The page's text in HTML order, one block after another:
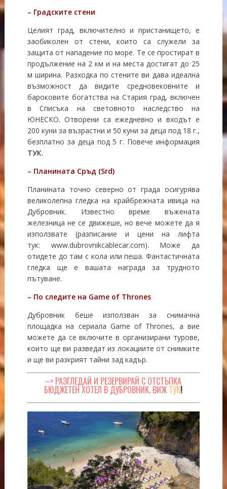
– Градските стени
Целият град, включително и пристанището, е
заобиколен от стени, които са служели за
защита от нападение по море. Те се простират в
продължение на 2 км и на места достигат до 25
м ширина. Разходка по стените ви дава идеална
възможност да видите средновековните и
бароковите богатства на Стария град, включен
в Списъка на световното наследство на
ЮНЕСКО. Отворени са ежедневно и входът е
200 куни за възрастни и 50 куни за деца под 18 г.,
безплатно за деца под 5 г. Повече информация
ТУК.
– Планината Сръд (Srd)
Планината точно северно от града осигурява
великолепна гледка на крайбрежната ивица на
Дубровник. Известно време въжената
железница не се движеше, но вече можете да я
използвате (разписание и цени на лифта
тук: www.dubrovnikcablecar.com). Може да
отидете до там с кола или пеша. Фантастичната
гледка ще е вашата награда за трудното
пътуване.
– По следите на Game of Thrones
Дубровник беше използван за снимачна
площадка на сериала Game of Thrones, а вие
можете да се включите в организирани турове,
които ще ви разведат из локациите от снимките
и ще ви разкрият тайни зад кадър.
–> РАЗГЛЕДАЙ И РЕЗЕРВИРАЙ С ОТСТЪПКА
БЮДЖЕТЕН ХОТЕЛ В ДУБРОВНИК. ВИЖ ТУК!